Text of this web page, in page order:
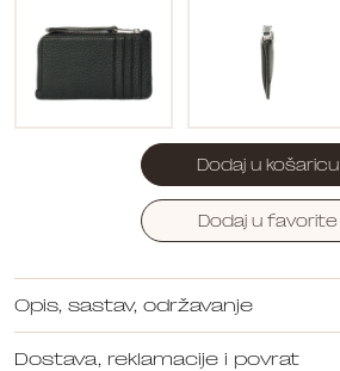
Dodaj u košaricu
Dodaj u favorite
Opis, sastav, održavanje
Dostava, reklamacije i povrat